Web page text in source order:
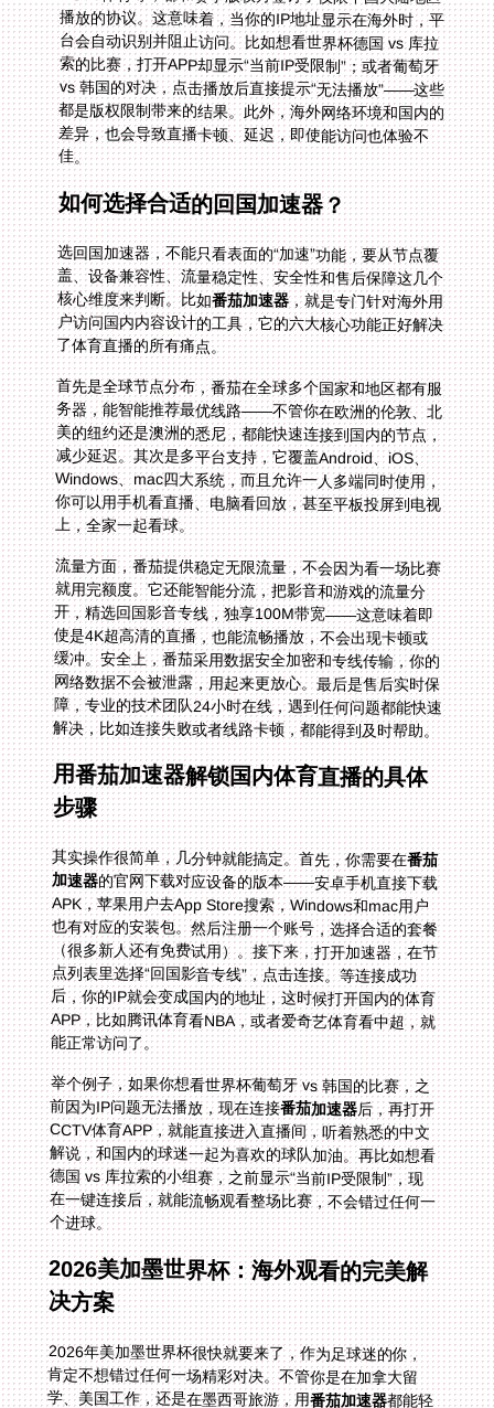
佳。
如何选择合适的回国加速器？
选回国加速器，不能只看表面的“加速”功能，要从节点覆
盖、设备兼容性、流量稳定性、安全性和售后保障这几个
核心维度来判断。比如番茄加速器，就是专门针对海外用
户访问国内内容设计的工具，它的六大核心功能正好解决
了体育直播的所有痛点。
首先是全球节点分布，番茄在全球多个国家和地区都有服
务器，能智能推荐最优线路——不管你在欧洲的伦敦、北
美的纽约还是澳洲的悉尼，都能快速连接到国内的节点，
减少延迟。其次是多平台支持，它覆盖Android、iOS、
Windows、mac四大系统，而且允许一人多端同时使用，
你可以用手机看直播、电脑看回放，甚至平板投屏到电视
上，全家一起看球。
流量方面，番茄提供稳定无限流量，不会因为看一场比赛
就用完额度。它还能智能分流，把影音和游戏的流量分
开，精选回国影音专线，独享100M带宽——这意味着即
使是4K超高清的直播，也能流畅播放，不会出现卡顿或
缓冲。安全上，番茄采用数据安全加密和专线传输，你的
网络数据不会被泄露，用起来更放心。最后是售后实时保
障，专业的技术团队24小时在线，遇到任何问题都能快速
解决，比如连接失败或者线路卡顿，都能得到及时帮助。
用番茄加速器解锁国内体育直播的具体
步骤
其实操作很简单，几分钟就能搞定。首先，你需要在番茄
加速器的官网下载对应设备的版本——安卓手机直接下载
APK，苹果用户去App Store搜索，Windows和mac用户
也有对应的安装包。然后注册一个账号，选择合适的套餐
（很多新人还有免费试用）。接下来，打开加速器，在节
点列表里选择“回国影音专线”，点击连接。等连接成功
后，你的IP就会变成国内的地址，这时候打开国内的体育
APP，比如腾讯体育看NBA，或者爱奇艺体育看中超，就
能正常访问了。
举个例子，如果你想看世界杯葡萄牙 vs 韩国的比赛，之
前因为IP问题无法播放，现在连接番茄加速器后，再打开
CCTV体育APP，就能直接进入直播间，听着熟悉的中文
解说，和国内的球迷一起为喜欢的球队加油。再比如想看
德国 vs 库拉索的小组赛，之前显示“当前IP受限制”，现
在一键连接后，就能流畅观看整场比赛，不会错过任何一
个进球。
2026美加墨世界杯：海外观看的完美解
决方案
2026年美加墨世界杯很快就要来了，作为足球迷的你，
肯定不想错过任何一场精彩对决。不管你是在加拿大留
学、美国工作，还是在墨西哥旅游，用番茄加速器都能轻
松观看国内平台的直播。比如你在洛杉矶，想看法国队的